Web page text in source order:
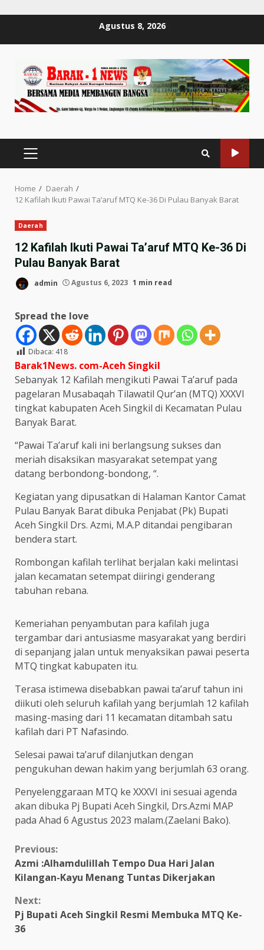
Agustus 8, 2026
PRIMARY
MENU
Home
Daerah
12 Kafilah Ikuti Pawai Ta’aruf MTQ Ke-36 Di Pulau Banyak Barat
Daerah
12 Kafilah Ikuti Pawai Ta’aruf MTQ Ke-36 Di
Pulau Banyak Barat
admin Agustus 6, 2023 1 min read
Spread the love
Dibaca: 418
Barak1News. com-Aceh Singkil
Sebanyak 12 Kafilah mengikuti Pawai Ta’aruf pada
pagelaran Musabaqah Tilawatil Qur’an (MTQ) XXXVI
tingkat kabupaten Aceh Singkil di Kecamatan Pulau
Banyak Barat.
“Pawai Ta’aruf kali ini berlangsung sukses dan
meriah disaksikan masyarakat setempat yang
datang berbondong-bondong, “.
Kegiatan yang dipusatkan di Halaman Kantor Camat
Pulau Banyak Barat dibuka Penjabat (Pk) Bupati
Aceh Singkil Drs. Azmi, M.A.P ditandai pengibaran
bendera start.
Rombongan kafilah terlihat berjalan kaki melintasi
jalan kecamatan setempat diiringi genderang
tabuhan rebana.
Kemeriahan penyambutan para kafilah juga
tergambar dari antusiasme masyarakat yang berdiri
di sepanjang jalan untuk menyaksikan pawai peserta
MTQ tingkat kabupaten itu.
Terasa istimewa disebabkan pawai ta’aruf tahun ini
diikuti oleh seluruh kafilah yang berjumlah 12 kafilah
masing-masing dari 11 kecamatan ditambah satu
kafilah dari PT Nafasindo.
Selesai pawai ta’aruf dilanjutkan dengan
pengukuhan dewan hakim yang berjumlah 63 orang.
Penyelenggaraan MTQ ke XXXVI ini sesuai agenda
akan dibuka Pj Bupati Aceh Singkil, Drs.Azmi MAP
pada Ahad 6 Agustus 2023 malam.(Zaelani Bako).
Continue
Reading
Previous:
Azmi :Alhamdulillah Tempo Dua Hari Jalan
Kilangan-Kayu Menang Tuntas Dikerjakan
Next:
Pj Bupati Aceh Singkil Resmi Membuka MTQ Ke-
36